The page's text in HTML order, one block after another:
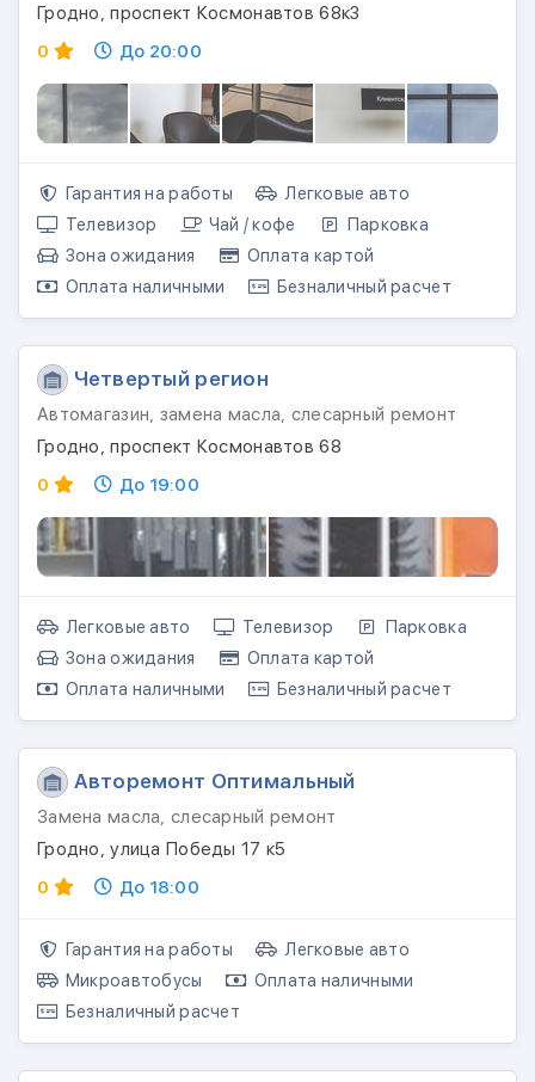
Гродно, проспект Космонавтов 68к3
0
До 20:00
Гарантия на работы
Легковые авто
Телевизор
Чай / кофе
Парковка
Зона ожидания
Оплата картой
Оплата наличными
Безналичный расчет
Четвертый регион
Автомагазин, замена масла, слесарный ремонт
Гродно, проспект Космонавтов 68
0
До 19:00
Легковые авто Телевизор
Парковка
Зона ожидания
Оплата картой
Оплата наличными
Безналичный расчет
Авторемонт Оптимальный
Замена масла, слесарный ремонт
Гродно, улица Победы 17 к5
0
До 18:00
Гарантия на работы
Легковые авто
Микроавтобусы
Оплата наличными
Безналичный расчет